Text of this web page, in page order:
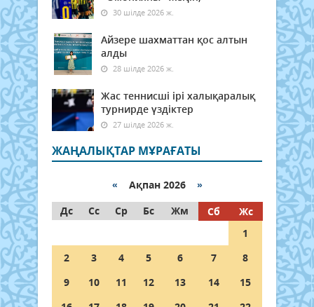
30 шілде 2026 ж.
Айзере шахматтан қос алтын
алды
28 шілде 2026 ж.
Жас теннисші ірі халықаралық
турнирде үздіктер
27 шілде 2026 ж.
ЖАҢАЛЫҚТАР МҰРАҒАТЫ
« Ақпан 2026 »
Дс
Сс Ср Бс Жм Сб
Жс
1
2
3 4 5 6 7
8
9
10 11 12 13 14
15